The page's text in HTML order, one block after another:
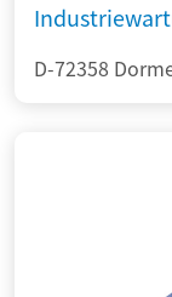
D-72358